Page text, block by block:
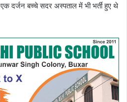
दर्जन बच्चे सदर अस्पताल में भी भर्ती हुए थे